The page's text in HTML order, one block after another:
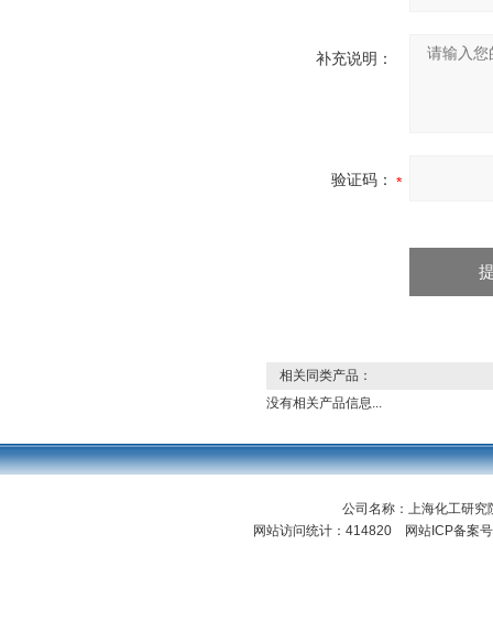
补充说明：
验证码：
相关同类产品：
没有相关产品信息...
公司名称：上海化工研
网站访问统计：414820 网站ICP备案